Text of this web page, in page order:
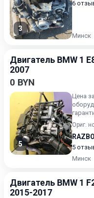
3
6
Минск
Двигатель BMW 1
2007
0 BYN
5
Цена
Ориг.
5
Минск
Двигатель BMW 1
2015-2017